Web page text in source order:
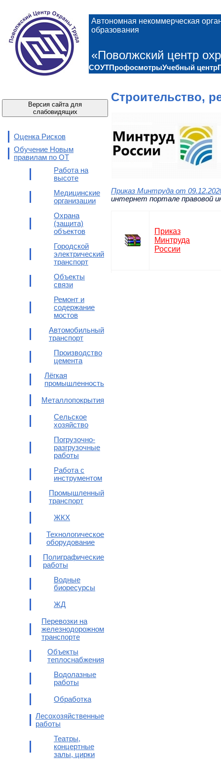
Автономная некоммерческая
образования
«Поволжский центр
СОУТПрофосмотрыУчебный центр
Версия сайта для
слабовидящих
Оценка Рисков
Обучение Новым
правилам по ОТ
Работа на
высоте
Медицинские
организации
Охрана
(защита)
объектов
Городской
электрический
транспорт
Объекты
связи
Ремонт и
содержание
мостов
Автомобильный
транспорт
Производство
цемента
Лёгкая
промышленность
Металлопокрытия
Сельское
хозяйство
Погрузочно-
разгрузочные
работы
Работа с
инструментом
Промышленный
транспорт
ЖКХ
Технологическое
оборудование
Полиграфические
работы
Водные
биоресурсы
ЖД
Перевозки на
железнодорожном
транспорте
Объекты
теплоснабжения
Водолазные
работы
Обработка
Лесохозяйственные
работы
Театры,
концертные
залы, цирки
Строительство,
Приказ Минтруда от
интернет портале правовой
Приказ
Минтруда
России